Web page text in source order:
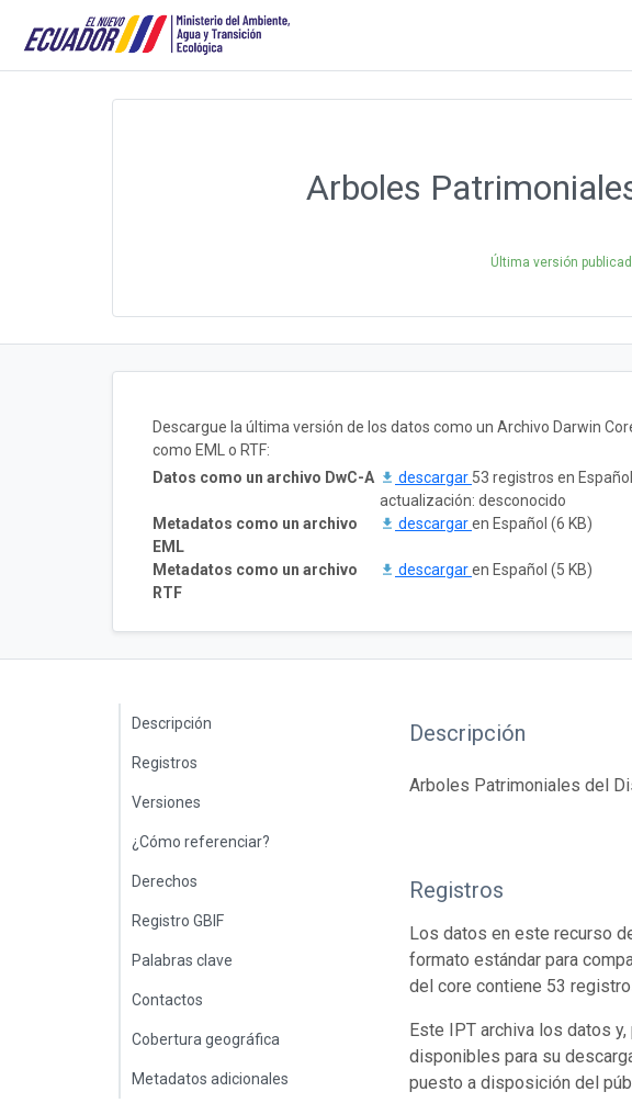
Arboles
Última versión
Descargue la última versión de los datos como un Archivo Darwin
como EML o RTF:
Datos como un archivo DwC-A
descargar 53 registros en
actualización: desconocido
Metadatos como un archivo
EML
descargaren Español (6 KB)
Metadatos como un archivo
RTF
descargaren Español (5 KB)
Descripción
Registros
Versiones
¿Cómo referenciar?
Derechos
Registro GBIF
Palabras clave
Contactos
Cobertura geográfica
Metadatos adicionales
Descripción
Arboles Patrimoniales del
Registros
Los datos en este recurso
formato estándar para
del core contiene 53
Este IPT archiva los datos
disponibles para su
puesto a disposición del